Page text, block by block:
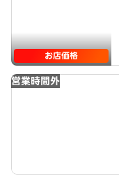
お店価格
営業時間外